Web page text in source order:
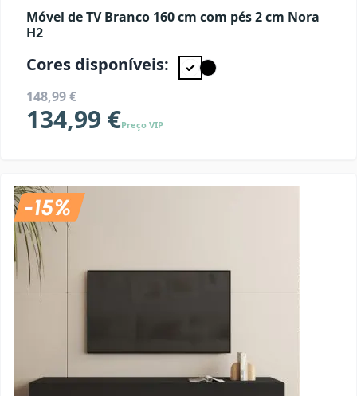
Móvel de TV Branco 160 cm com pés 2 cm Nora
H2
Cores disponíveis:
148,99 €
134,99 €Preço VIP